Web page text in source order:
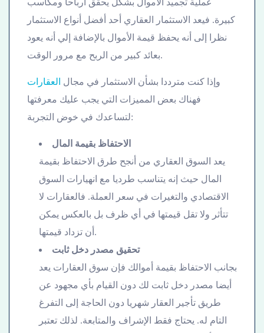
كبيرة. فيعد الاستثمار العقاري أحد أفضل أنواع الاستثمار
نظرا إلى أنه يحفظ قيمة الأموال بالإضافة إلي أنه يعود
بعائد كبير من الربح مع مرور الوقت.
وإذا كنت مترددا بشأن الاستثمار في مجال العقارات
فهناك بعض المميزات التي يجب عليك معرفتها
لتساعدك في خوض التجربة:
الاحتفاظ بقيمة المال
يعد السوق العقاري من أنجح طرق الاحتفاظ بقيمة
المال حيث إنه يتناسب طرديا مع انهيارات السوق
الاقتصادي والتغيرات في سعر العملة. فالعقارات لا
تتأثر ولا تقل قيمتها في أي ظرف بل بالعكس يمكن
أن تزداد قيمتها.
تحقيق مصدر دخل ثابت
بجانب الاحتفاظ بقيمة أموالك فإن سوق العقارات يعد
أيضا مصدر دخل ثابت لك دون القيام بأي مجهود عن
طريق تأجير العقار شهريا دون الحاجة إلى التفرغ
التام له. يحتاج فقط الإشراف والمتابعة. لذلك تعتبر